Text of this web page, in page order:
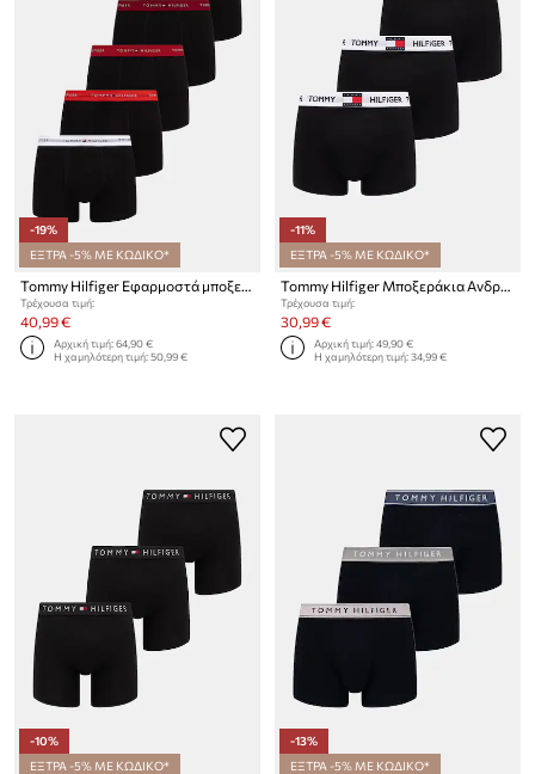
-19%
ΕΞΤΡΑ -5% ΜΕ ΚΩΔΙΚΟ*
Tommy Hilfiger Εφαρμοστά μποξεράκια Ανδρικά βαμβάκι με ελαστάν 5-pack
Τρέχουσα τιμή:
40,99 €
Αρχική τιμή:64,90 €
Η χαμηλότερη τιμή:50,99 €
-11%
ΕΞΤΡΑ -5% ΜΕ ΚΩΔΙΚΟ*
Tommy Hilfiger Μποξεράκια Ανδρικά βαμβάκι με ελαστάν 3-pack
Τρέχουσα τιμή:
30,99 €
Αρχική τιμή:49,90 €
Η χαμηλότερη τιμή:34,99 €
-10%
ΕΞΤΡΑ -5% ΜΕ ΚΩΔΙΚΟ*
-13%
ΕΞΤΡΑ -5% ΜΕ ΚΩΔΙΚΟ*